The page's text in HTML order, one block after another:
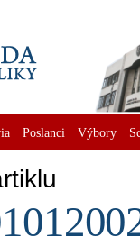
Poslanci Výbory